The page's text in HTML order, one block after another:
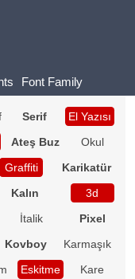
Font Family
Serif
El Yazısı
Ateş Buz
Okul
Graffiti
Karikatür
Kalın
3d
İtalik
Pixel
Kovboy
Karmaşık
Eskitme
Kare